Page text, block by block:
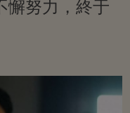
懈努力，終于